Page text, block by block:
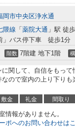
岡市中央区浄水通
隈線 「 薬院大通 」駅 徒
」バス停下車 徒歩1分
階数 7階建 地下1階
関して、自信をもっ
ので室内の上り下り
敷金 礼金 間取り
情報がありません。
ポへのお問い合わせは